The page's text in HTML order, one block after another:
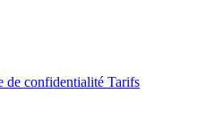
de confidentialité Tarifs